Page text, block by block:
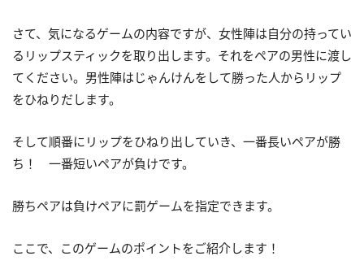
さて、気になるゲームの内容ですが、女性陣は自分の持ってい
るリップスティックを取り出します。それをペアの男性に渡し
てください。男性陣はじゃんけんをして勝った人からリップ
をひねりだします。
そして順番にリップをひねり出していき、一番長いペアが勝
ち！ 一番短いペアが負けです。
勝ちペアは負けペアに罰ゲームを指定できます。
ここで、このゲームのポイントをご紹介します！